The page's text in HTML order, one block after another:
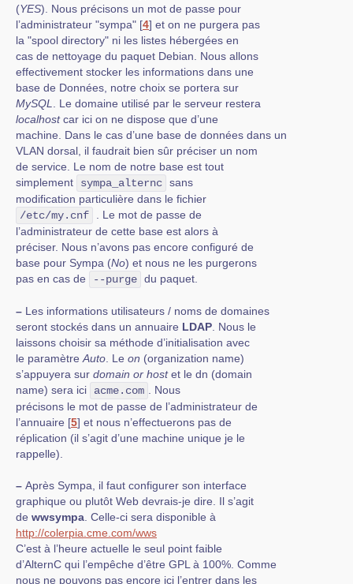
(YES). Nous précisons un mot de passe pour
l’administrateur "sympa" [4] et on ne purgera pas
la "spool directory" ni les listes hébergées en
cas de nettoyage du paquet Debian. Nous allons
effectivement stocker les informations dans une
base de Données, notre choix se portera sur
MySQL
. Le domaine utilisé par le serveur restera
localhostcar ici on ne dispose que d’une
machine. Dans le cas d’une base de données dans un
VLAN dorsal, il faudrait bien sûr préciser un nom
de service. Le nom de notre base est tout
simplement
sympa_alternc sans
modification particulière dans le fichier
/etc/my.cnf
. Le mot de passe de
l’administrateur de cette base est alors à
préciser. Nous n’avons pas encore configuré de
base pour Sympa (No) et nous ne les purgerons
pas en cas de
--purge du paquet.
– Les informations utilisateurs / noms de domaines
seront stockés dans un annuaire LDAP . Nous le
laissons choisir sa méthode d’initialisation avec
le paramètre Auto . Le on (organization name)
s’appuyera sur domain or hostet le dn (domain
name) sera ici
acme.com
. Nous
précisons le mot de passe de l’administrateur de
l’annuaire [5] et nous n’effectuerons pas de
réplication (il s’agit d’une machine unique je le
rappelle).
– Après Sympa, il faut configurer son interface
graphique ou plutôt Web devrais-je dire. Il s’agit
de wwsympa . Celle-ci sera disponible à
http://colerpia.cme.com/wws
C’est à l’heure actuelle le seul point faible
d’AlternC qui l’empêche d’être GPL à 100%. Comme
nous ne pouvons pas encore ici l’entrer dans les